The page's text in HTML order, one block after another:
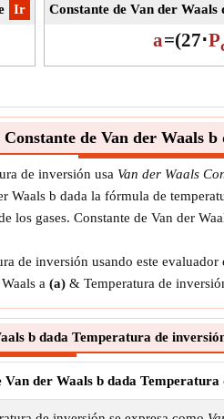
​Ir Constante de Van der
a=(27⋅P
de Van der Waals
de inversión usa Van der Waals
Waals b dada la fórmula de
los gases. Constante de Van der
de inversión usando este
a (a) & Temperatura de
b dada Temperatura de
der Waals b dada Temperatura